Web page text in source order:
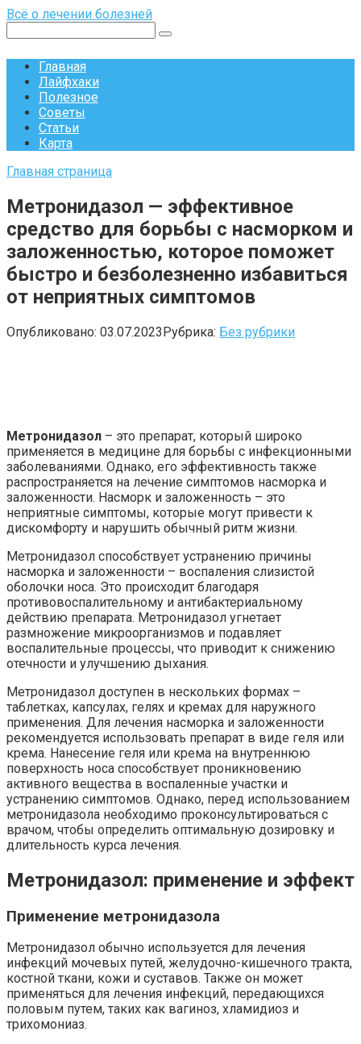
Перейти
контенту
Всё о лечении болезней
Главная
Лайфхаки
Полезное
Советы
Статьи
Карта
Главная страница
Метронидазол — эффективное
средство для борьбы с насморком и
заложенностью, которое поможет
быстро и безболезненно избавиться
от неприятных симптомов
Опубликовано: 03.07.2023Рубрика: Без рубрики
Метронидазол – это препарат, который широко
применяется в медицине для борьбы с инфекционными
заболеваниями. Однако, его эффективность также
распространяется на лечение симптомов насморка и
заложенности. Насморк и заложенность – это
неприятные симптомы, которые могут привести к
дискомфорту и нарушить обычный ритм жизни.
Метронидазол способствует устранению причины
насморка и заложенности – воспаления слизистой
оболочки носа. Это происходит благодаря
противовоспалительному и антибактериальному
действию препарата. Метронидазол угнетает
размножение микроорганизмов и подавляет
воспалительные процессы, что приводит к снижению
отечности и улучшению дыхания.
Метронидазол доступен в нескольких формах –
таблетках, капсулах, гелях и кремах для наружного
применения. Для лечения насморка и заложенности
рекомендуется использовать препарат в виде геля или
крема. Нанесение геля или крема на внутреннюю
поверхность носа способствует проникновению
активного вещества в воспаленные участки и
устранению симптомов. Однако, перед использованием
метронидазола необходимо проконсультироваться с
врачом, чтобы определить оптимальную дозировку и
длительность курса лечения.
Метронидазол: применение и эффект
Применение метронидазола
Метронидазол обычно используется для лечения
инфекций мочевых путей, желудочно-кишечного тракта,
костной ткани, кожи и суставов. Также он может
применяться для лечения инфекций, передающихся
половым путем, таких как вагиноз, хламидиоз и
трихомониаз.